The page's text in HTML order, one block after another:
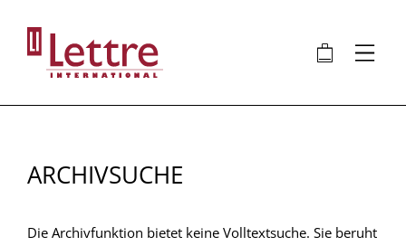
Inhalt
🛍 ⋮
ARCHIVSUCHE
Die Archivfunktion bietet keine Volltextsuche. Sie beruht